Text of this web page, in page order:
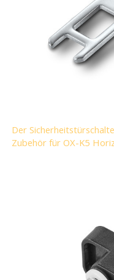
Der
Zubehör für OX-K5